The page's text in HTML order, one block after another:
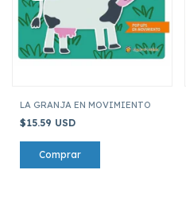
LA GRANJA EN MOVIMIENTO
$15.59 USD